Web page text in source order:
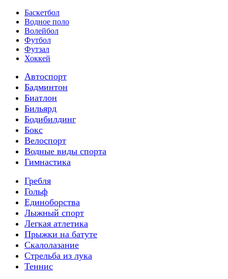
Баскетбол
Водное поло
Волейбол
Футбол
Футзал
Хоккей
Автоспорт
Бадминтон
Биатлон
Бильярд
Бодибилдинг
Бокс
Велоспорт
Водные виды спорта
Гимнастика
Гребля
Гольф
Единоборства
Лыжный спорт
Легкая атлетика
Прыжки на батуте
Скалолазание
Стрельба из лука
Теннис